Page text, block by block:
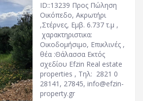
ID::13239 Προς Πώληση
Οικόπεδο, Ακρωτήρι
,Στέρνες, Εμβ. 6.737 τ.μ ,
χαρακτηριστικα:
Οικοδομήσιμο, Επικλινές ,
θέα :Θάλασσα Εκτός
σχεδίου Efzin Real estate
properties , Τηλ: 2821 0
28141, 27845, info@efzin-
property.gr